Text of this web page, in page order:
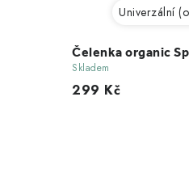
Čelenka organic
Univerzální
Skladem
299 Kč